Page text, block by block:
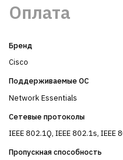
Оплата
Бренд
Cisco
Поддерживаемые ОС
Network Essentials
Сетевые протоколы
IEEE 802.1Q, IEEE 802.1s, IEEE
Пропускная способность